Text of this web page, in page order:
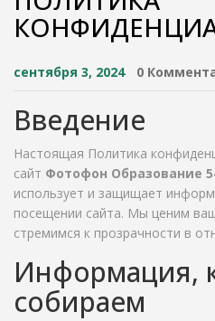
сентября 3, 2024 0
Введение
Настоящая Политика
сайт Фотофон Образование
использует и защищает
посещении сайта. Мы ценим
стремимся к прозрачности в
Информация,
собираем